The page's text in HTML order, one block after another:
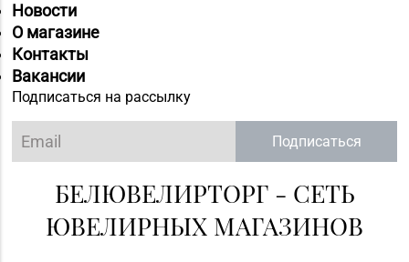
Новости
О магазине
Контакты
Вакансии
Подписаться на рассылку
Подписаться
БЕЛЮВЕЛИРТОРГ - СЕТЬ
ЮВЕЛИРНЫХ МАГАЗИНОВ